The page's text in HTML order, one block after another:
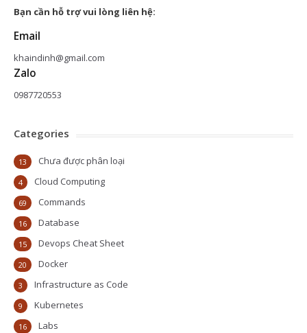
Bạn cần hỗ trợ vui lòng liên hệ:
Email
khaindinh@gmail.com
Zalo
0987720553
Categories
Chưa được phân loại
13
Cloud Computing
4
Commands
69
Database
16
Devops Cheat Sheet
15
Docker
20
Infrastructure as Code
3
Kubernetes
9
Labs
16